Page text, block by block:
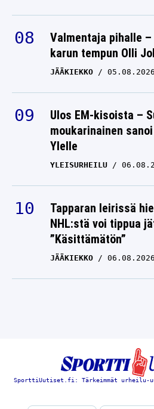
Valmentaja pihalle –
karun tempun Olli
JÄÄKIEKKO 05.08.2026
Ulos EM-kisoista –
moukarinainen
Ylelle
YLEISURHEILU
Tapparan leirissä
NHL:stä voi tippua
”Käsittämätön”
JÄÄKIEKKO 06.08.2026
SporttiUutiset.fi: Tärkeimmät